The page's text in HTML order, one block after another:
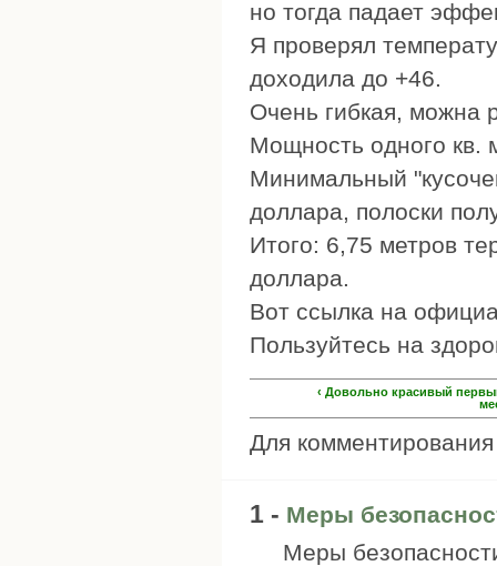
но тогда падает
Я проверял
доходила до +46.
Очень гибкая, можна
Мощность одного кв.
Минимальный
доллара, полоски
Итого: 6,75 метров
доллара.
Вот ссылка на
Пользуйтесь на
‹ Довольно красивый
Для
1 - Меры
Меры